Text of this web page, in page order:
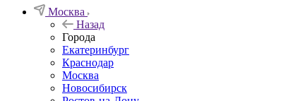
Москва
Назад
Города
Екатеринбург
Краснодар
Москва
Новосибирск